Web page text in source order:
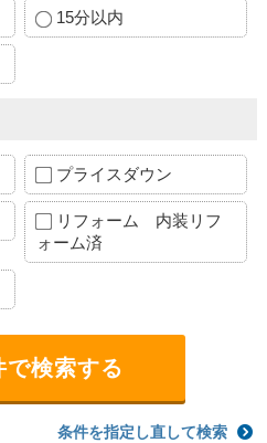
15分以内
プライスダウン
リフォーム 内装リフ
ォーム済
条件を指定し直して検索